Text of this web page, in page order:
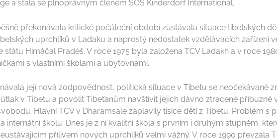
a stala se plnoprávným členem SOS Kinderdorf International.
překonávala kritické počáteční období zůstávala situace tibetských
uprchlíků v Ladaku a naprostý nedostatek vzdělávacích zařízení
státu Himáčal Pradéš. V roce 1975 byla založena TCV Ladakh a v roce
s vlastními školami a ubytovnami.
její nová zodpovědnost, politická situace v Tibetu se neočekávaně
v Tibetu a povolit Tibeťanům navštívit jejich dávno ztracené
Hlavní TCV v Dharamsale zaplavily tisíce dětí z Tibetu. Problém
internátní školu. Dnes je z ní kvalitní škola s prvním i druhým stupněm,
přílivem nových uprchlíků velmi vážný. V roce 1990 převzala